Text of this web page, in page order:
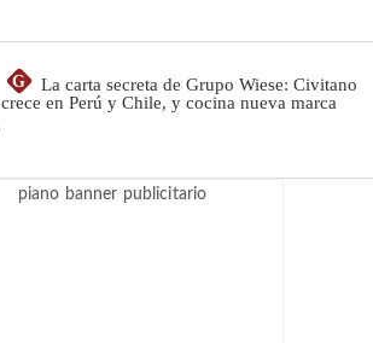
G
La carta secreta de Grupo Wiese: Civitano
crece en Perú y Chile, y cocina nueva marca